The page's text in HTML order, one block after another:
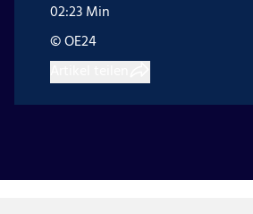
02:23 Min
© OE24